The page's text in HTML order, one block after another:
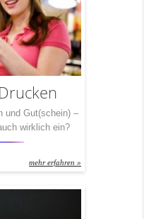
der
Nach dem
[…]
und Gut(schein) –
wirklich ein?
haben Sie
wieder andere wird
mehr erfahren »